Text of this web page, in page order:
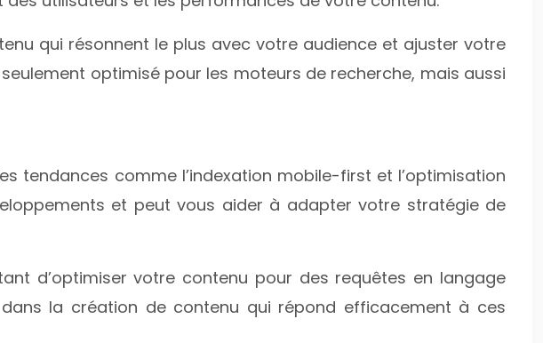
qui résonnent le plus avec votre audience et ajuster votre
optimisé pour les moteurs de recherche, mais aussi
tendances comme l’indexation mobile-first et l’optimisation
et peut vous aider à adapter votre stratégie de
d’optimiser votre contenu pour des requêtes en langage
la création de contenu qui répond efficacement à ces